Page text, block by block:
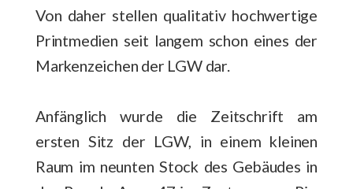
Von daher stellen qualitativ hochwertige
Printmedien seit langem schon eines der
Markenzeichen der LGW dar.
Anfänglich wurde die Zeitschrift am
ersten Sitz der LGW, in einem kleinen
Raum im neunten Stock des Gebäudes in